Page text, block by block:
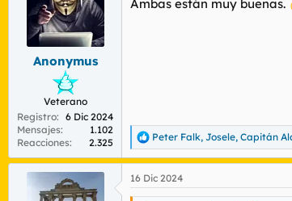
i
Anonymus
Veterano
Registro
6 Dic 2024
Mensajes
1.102
Reacciones
2.325
Ambas están muy buenas.
R
e
c
c
Peter Falk, Josele, Capitán
16 Dic 2024